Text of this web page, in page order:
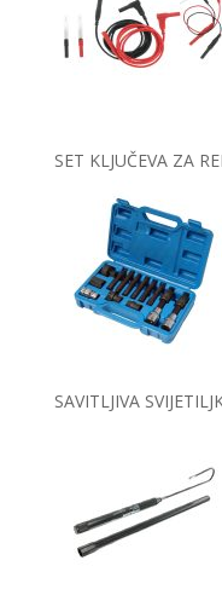
SET KLJUČEVA ZA
SAVITLJIVA